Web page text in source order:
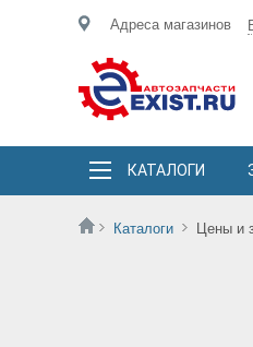
Адреса магазинов
КАТАЛОГИ
Каталоги Цены и